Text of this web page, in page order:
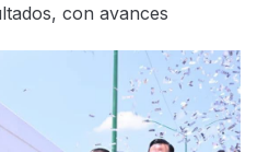
con avances